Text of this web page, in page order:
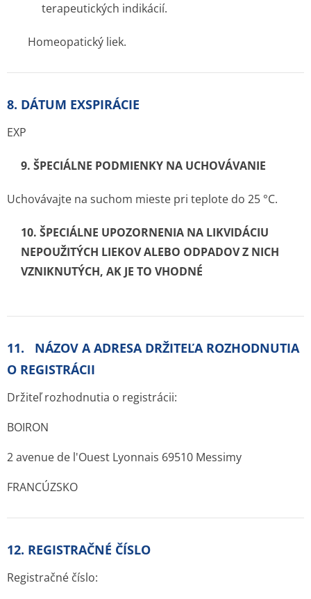
terapeutických indikácií.
Homeopatický liek.
8. DÁTUM EXSPIRÁCIE
EXP
9. ŠPECIÁLNE PODMIENKY NA UCHOVÁVANIE
Uchovávajte na suchom mieste pri teplote do 25 °C.
10. ŠPECIÁLNE UPOZORNENIA NA LIKVIDÁCIU
NEPOUŽITÝCH LIEKOV ALEBO ODPADOV Z NICH
VZNIKNUTÝCH, AK JE TO VHODNÉ
11. NÁZOV A ADRESA DRŽITEĽA ROZHODNUTIA
O REGISTRÁCII
Držiteľ rozhodnutia o registrácii:
BOIRON
2 avenue de l'Ouest Lyonnais 69510 Messimy
FRANCÚZSKO
12. REGISTRAČNÉ ČÍSLO
Registračné číslo: